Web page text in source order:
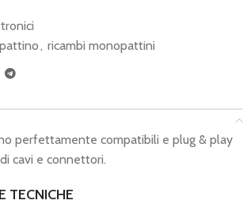
, ricambi monopattini
perfettamente compatibili e plug & play
cavi e connettori.
TECNICHE